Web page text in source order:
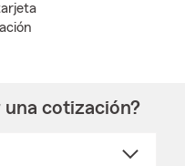
cotización?